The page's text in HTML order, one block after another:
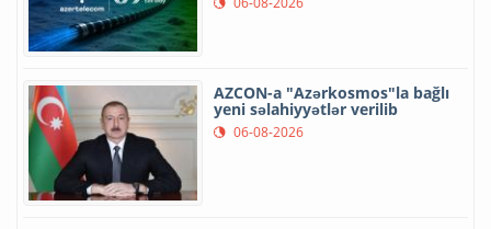
AZCON-a "Azərkosmos"la bağlı
yeni səlahiyyətlər verilib
06-08-2026